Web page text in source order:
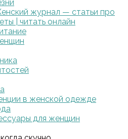
журнал — статьи про
| читать онлайн
в женской одежде
для женщин